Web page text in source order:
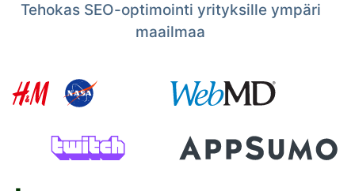
Tehokas SEO-optimointi yrityksille ympäri
maailmaa